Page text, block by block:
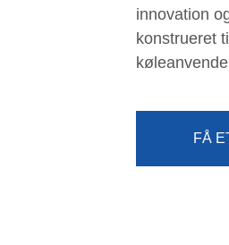
innovation
konstrueret
FÅ